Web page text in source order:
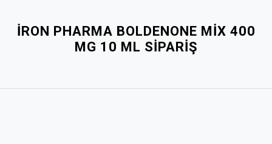
İRON PHARMA BOLDENONE MIX 400
MG 10 ML SIPARIŞ